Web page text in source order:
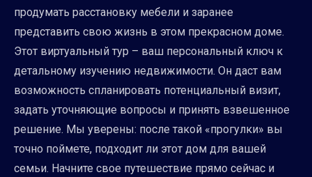
продумать расстановку мебели и заранее
представить свою жизнь в этом прекрасном доме.
Этот виртуальный тур – ваш персональный ключ к
детальному изучению недвижимости. Он даст вам
возможность спланировать потенциальный визит,
задать уточняющие вопросы и принять взвешенное
решение. Мы уверены: после такой «прогулки» вы
точно поймете, подходит ли этот дом для вашей
семьи. Начните свое путешествие прямо сейчас и